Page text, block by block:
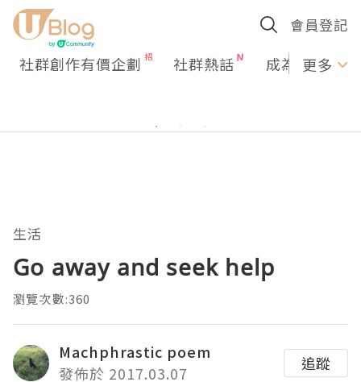
會員登記
社群創作有價企劃 社群熱話 成為U更多
生活
Go away and seek help
瀏覽次數:360
Machphrastic poem
發佈於 2017.03.07
追蹤